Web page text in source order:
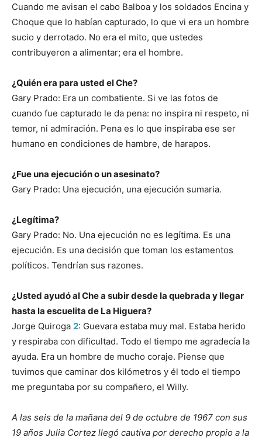
Cuando me avisan el cabo Balboa y los soldados Encina y
Choque que lo habían capturado, lo que vi era un hombre
sucio y derrotado. No era el mito, que ustedes
contribuyeron a alimentar; era el hombre.
¿Quién era para usted el Che?
Gary Prado: Era un combatiente. Si ve las fotos de
cuando fue capturado le da pena: no inspira ni respeto, ni
temor, ni admiración. Pena es lo que inspiraba ese ser
humano en condiciones de hambre, de harapos.
¿Fue una ejecución o un asesinato?
Gary Prado: Una ejecución, una ejecución sumaria.
¿Legítima?
Gary Prado: No. Una ejecución no es legítima. Es una
ejecución. Es una decisión que toman los estamentos
políticos. Tendrían sus razones.
¿Usted ayudó al Che a subir desde la quebrada y llegar
hasta la escuelita de La Higuera?
Jorge Quiroga 2: Guevara estaba muy mal. Estaba herido
y respiraba con dificultad. Todo el tiempo me agradecía la
ayuda. Era un hombre de mucho coraje. Piense que
tuvimos que caminar dos kilómetros y él todo el tiempo
me preguntaba por su compañero, el Willy.
A las seis de la mañana del 9 de octubre de 1967 con sus
19 años Julia Cortez llegó cautiva por derecho propio a la